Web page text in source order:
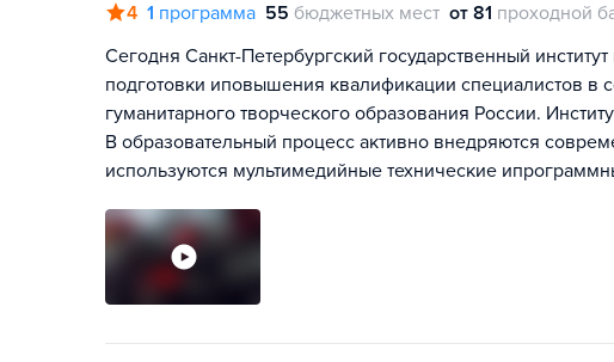
4 1 программа 55 бюджетных мест от 81 проходной
Сегодня Санкт-Петербургский государственный
подготовки иповышения квалификации специалистов в
гуманитарного творческого образования России.
В образовательный процесс активно внедряются
используются мультимедийные технические